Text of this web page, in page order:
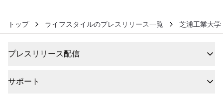
トップ ライフスタイルのプレスリリース一覧 芝浦工業大学
プレスリリース配信
サポート